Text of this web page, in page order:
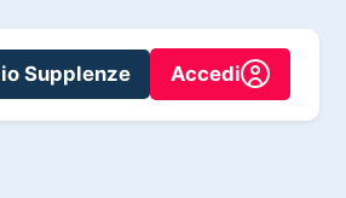
Supplenze Accedi